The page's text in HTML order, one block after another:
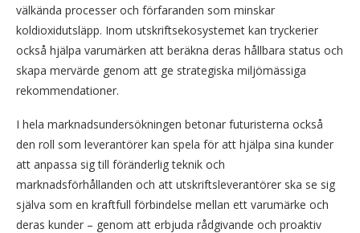
välkända processer och förfaranden som minskar
koldioxidutsläpp. Inom utskriftsekosystemet kan tryckerier
också hjälpa varumärken att beräkna deras hållbara status och
skapa mervärde genom att ge strategiska miljömässiga
rekommendationer.
I hela marknadsundersökningen betonar futuristerna också
den roll som leverantörer kan spela för att hjälpa sina kunder
att anpassa sig till föränderlig teknik och
marknadsförhållanden och att utskriftsleverantörer ska se sig
själva som en kraftfull förbindelse mellan ett varumärke och
deras kunder – genom att erbjuda rådgivande och proaktiv